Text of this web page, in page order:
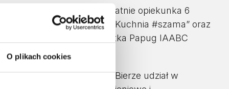
O plikach cookies
technik weterynarii, prywatnie opiekunka 6
Papuziarza”, “Papuzia Kuchnia #szama” oraz
Behawiorystka Papug IAABC
behawiorystów papug. Bierze udział w